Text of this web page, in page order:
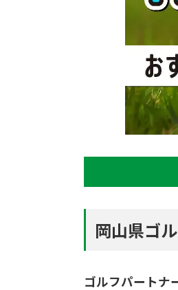
岡山県ゴ
ゴルフパートナ